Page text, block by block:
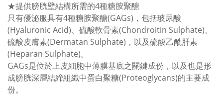
★提供膀胱壁結構所需的4種糖胺聚醣
只有優泌服具有4種糖胺聚醣(GAGs)，包括玻尿酸
(Hyaluronic Acid)、硫酸軟骨素(Chondroitin Sulphate)、
硫酸皮膚素(Dermatan Sulphate)，以及硫酸乙酰肝素
(Heparan Sulphate)。
GAGs是位於上皮細胞中薄膜基底之關鍵成份，以及也是形
成膀胱深層結締組織中蛋白聚糖(Proteoglycans)的主要成
份。